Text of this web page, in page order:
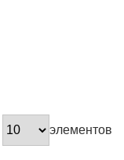
элементов